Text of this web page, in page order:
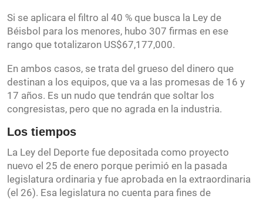
Si se aplicara el filtro al 40 % que busca la Ley de
Béisbol para los menores, hubo 307 firmas en ese
rango que totalizaron US$67,177,000.
En ambos casos, se trata del grueso del dinero que
destinan a los equipos, que va a las promesas de 16 y
17 años. Es un nudo que tendrán que soltar los
congresistas, pero que no agrada en la industria.
Los tiempos
La Ley del Deporte fue depositada como proyecto
nuevo el 25 de enero porque perimió en la pasada
legislatura ordinaria y fue aprobada en la extraordinaria
(el 26). Esa legislatura no cuenta para fines de